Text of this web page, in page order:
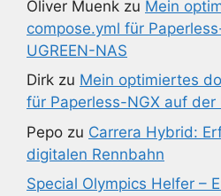
Oliver Muenk zu Mein
compose.yml für
UGREEN-NAS
Dirk zu Mein optimiertes
für Paperless-NGX auf der
Pepo zu Carrera Hybrid:
digitalen Rennbahn
Special Olympics Helfer –